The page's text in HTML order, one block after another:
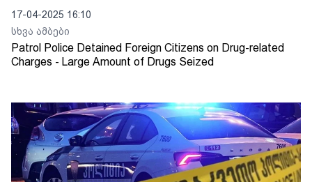
17-04-2025 16:10
სხვა ამბები
Patrol Police Detained Foreign Citizens on Drug-related
Charges - Large Amount of Drugs Seized